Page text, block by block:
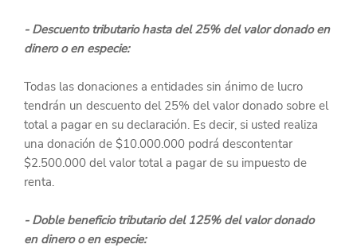
- Descuento tributario hasta del 25% del valor donado en
dinero o en especie:
Todas las donaciones a entidades sin ánimo de lucro
tendrán un descuento del 25% del valor donado sobre el
total a pagar en su declaración. Es decir, si usted realiza
una donación de $10.000.000 podrá descontentar
$2.500.000 del valor total a pagar de su impuesto de
renta.
- Doble beneficio tributario del 125% del valor donado
en dinero o en especie: